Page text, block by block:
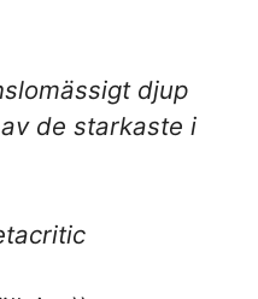
djup
de starkaste i